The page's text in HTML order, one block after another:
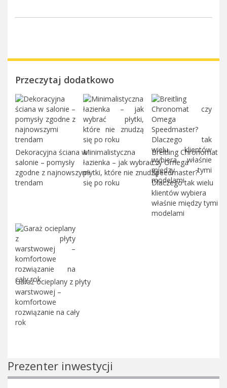
Przeczytaj dodatkowo
Dekoracyjna ściana w
salonie – pomysły
zgodne z najnowszymi
trendam
Minimalistyczna
łazienka – jak wybrać
płytki, które nie znudzą
się po roku
Breitling Chronomat
czy Omega
Speedmaster?
Dlaczego tak wielu
klientów wybiera
właśnie między tymi
modelami
Garaż ocieplany z płyty
warstwowej –
komfortowe
rozwiązanie na cały
rok
Prezenter inwestycji